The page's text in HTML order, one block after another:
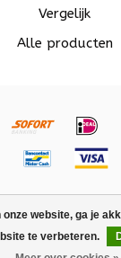
website, ga je
te verbeteren.
Vergelijk
Alle producten
design